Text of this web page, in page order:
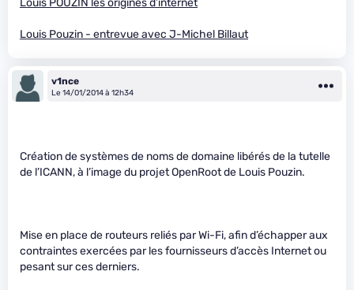
Louis POUZIN les origines d’internet
Louis Pouzin - entrevue avec J-Michel Billaut
v1nce
Le 14/01/2014 à 12h34
Création de systèmes de noms de domaine libérés de la tutelle
de l’ICANN, à l’image du projet OpenRoot de Louis Pouzin.
Mise en place de routeurs reliés par Wi-Fi, afin d’échapper aux
contraintes exercées par les fournisseurs d’accès Internet ou
pesant sur ces derniers.